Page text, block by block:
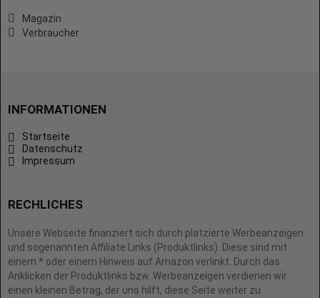
Magazin
Verbraucher
INFORMATIONEN
Startseite
Datenschutz
Impressum
RECHLICHES
Unsere Webseite finanziert sich durch platzierte Werbeanzeigen
und sogenannten Affiliate Links (Produktlinks). Diese sind mit
einem * oder einem Hinweis auf Amazon verlinkt. Durch das
Anklicken der Produktlinks bzw. Werbeanzeigen verdienen wir
einen kleinen Betrag, der uns hilft, diese Seite weiter zu